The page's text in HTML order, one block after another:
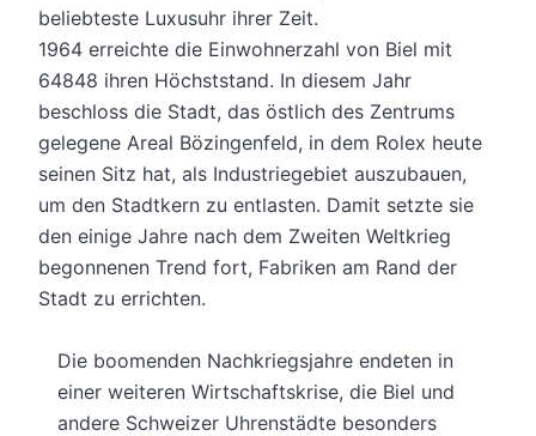
beliebteste Luxusuhr ihrer Zeit.
1964 erreichte die Einwohnerzahl von Biel mit
64848 ihren Höchststand. In diesem Jahr
beschloss die Stadt, das östlich des Zentrums
gelegene Areal Bözingenfeld, in dem Rolex heute
seinen Sitz hat, als Industriegebiet auszubauen,
um den Stadtkern zu entlasten. Damit setzte sie
den einige Jahre nach dem Zweiten Weltkrieg
begonnenen Trend fort, Fabriken am Rand der
Stadt zu errichten.
Die boomenden Nachkriegsjahre endeten in
einer weiteren Wirtschaftskrise, die Biel und
andere Schweizer Uhrenstädte besonders